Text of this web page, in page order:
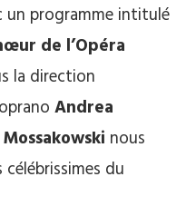
un programme intitulé
de l’Opéra
la direction
Andrea
nous
du